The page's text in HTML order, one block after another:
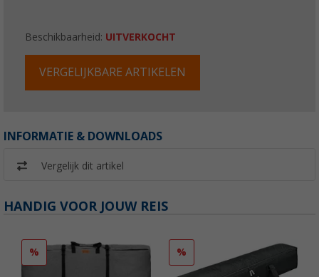
Beschikbaarheid: UITVERKOCHT
VERGELIJKBARE ARTIKELEN
INFORMATIE & DOWNLOADS
Vergelijk dit artikel
HANDIG VOOR JOUW REIS
% %